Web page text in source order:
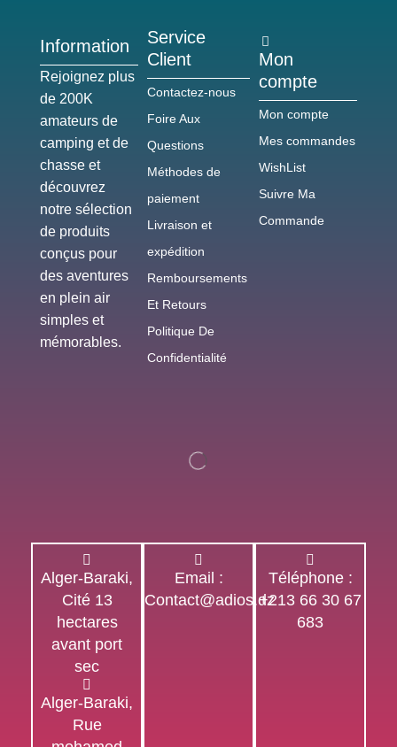
Information
Rejoignez plus
de 200K
amateurs de
camping et de
chasse et
découvrez
notre sélection
de produits
conçus pour
des aventures
en plein air
simples et
mémorables.
Service
Client
Contactez-nous
Foire Aux
Questions
Méthodes de
paiement
Livraison et
expédition
Remboursements
Et Retours
Politique De
Confidentialité
Mon
compte
Mon compte
Mes commandes
WishList
Suivre Ma
Commande
Alger-Baraki,
Cité 13
hectares
avant port
sec
Alger-Baraki,
Rue
Email :
Contact@adios.dz
Téléphone :
+213 66 30 67
683